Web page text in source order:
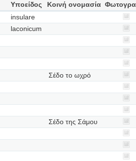
Υποείδος Κοινή ονομασία
insulare
laconicum
Σέδο το ωχρό
Σέδο της Σάμου